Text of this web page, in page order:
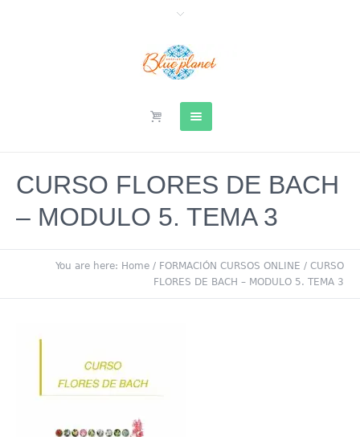
CURSO FLORES DE BACH
– MODULO 5. TEMA 3
You are here: Home / FORMACIÓN CURSOS ONLINE / CURSO
FLORES DE BACH – MODULO 5. TEMA 3